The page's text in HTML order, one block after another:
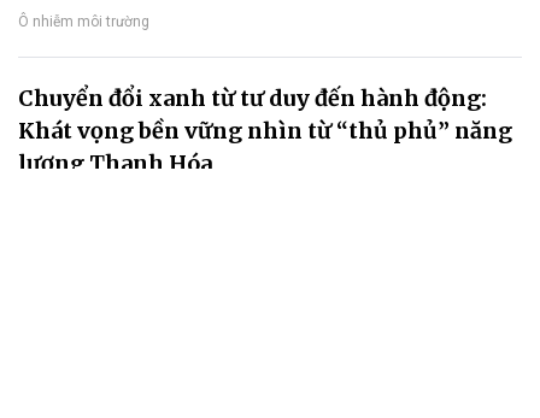
Ô nhiễm môi trường
Chuyển đổi xanh từ tư duy đến hành động:
Khát vọng bền vững nhìn từ “thủ phủ” năng
lượng Thanh Hóa